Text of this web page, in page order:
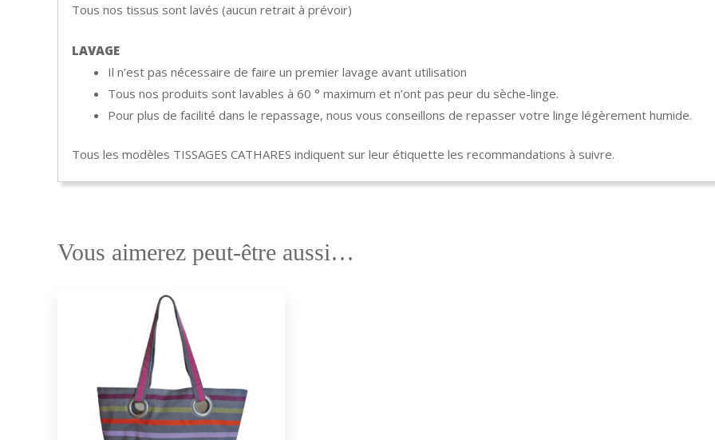
Tous nos tissus sont lavés (aucun retrait à prévoir)
LAVAGE
Il n’est pas nécessaire de faire un premier lavage avant utilisation
Tous nos produits sont lavables à 60 ° maximum et n’ont pas peur du sèche-linge.
Pour plus de facilité dans le repassage, nous vous conseillons de repasser votre linge légèrement humide.
Tous les modèles TISSAGES CATHARES indiquent sur leur étiquette les recommandations à suivre.
Vous aimerez peut-être aussi…